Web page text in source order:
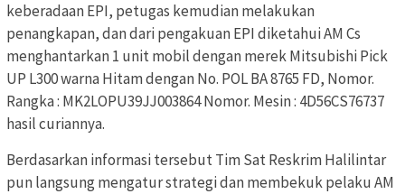
keberadaan EPI, petugas kemudian melakukan
penangkapan, dan dari pengakuan EPI diketahui AM Cs
menghantarkan 1 unit mobil dengan merek Mitsubishi Pick
UP L300 warna Hitam dengan No. POL BA 8765 FD, Nomor.
Rangka : MK2LOPU39JJ003864 Nomor. Mesin : 4D56CS76737
hasil curiannya.
Berdasarkan informasi tersebut Tim Sat Reskrim Halilintar
pun langsung mengatur strategi dan membekuk pelaku AM